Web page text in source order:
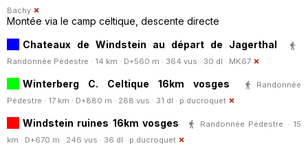
Bachy
Montée via le camp celtique, descente directe
Chateaux de Windstein au départ de Jagerthal
Randonnée Pédestre · 14 km · D+560 m · 364 vus · 30 dl · MK67
Winterberg C. Celtique 16km vosges
Randonnée
Pédestre · 17 km · D+880 m · 288 vus · 31 dl · p.ducroquet
Windstein ruines 16km vosges
Randonnée Pédestre · 15
km · D+670 m · 246 vus · 36 dl · p.ducroquet